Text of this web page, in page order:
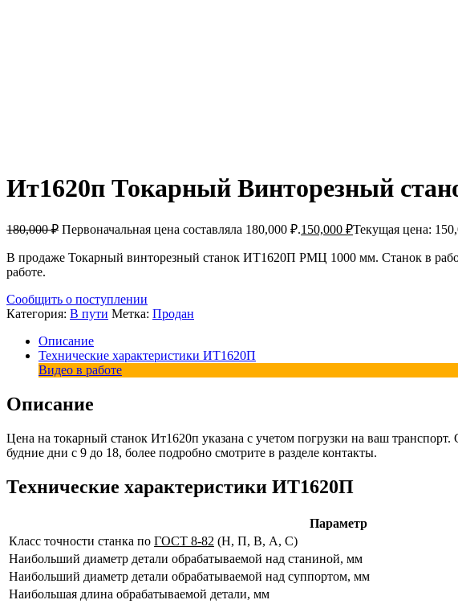
Ит1620п Токарный Винторезный
180,000₽ Первоначальная цена составляла 180,000 ₽.150,000 ₽Текущая цена:
В продаже Токарный винторезный станок ИТ1620П РМЦ 1000 мм. Станок в
работе.
Сообщить о поступлении
Категория: В пути Метка: Продан
Описание
Технические характеристики ИТ1620П
Видео в работе
Описание
Цена на токарный станок Ит1620п указана с учетом погрузки на ваш
будние дни с 9 до 18, более подробно смотрите в разделе контакты.
Технические характеристики ИТ1620П
Параметр
Класс точности станка по ГОСТ 8-82 (Н, П, В, А, С)
Наибольший диаметр детали обрабатываемой над станиной, мм
Наибольший диаметр детали обрабатываемой над суппортом, мм
Наибольшая длина обрабатываемой детали, мм